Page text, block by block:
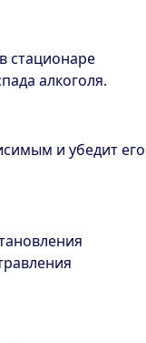
стационаре
алкоголя.
и убедит его